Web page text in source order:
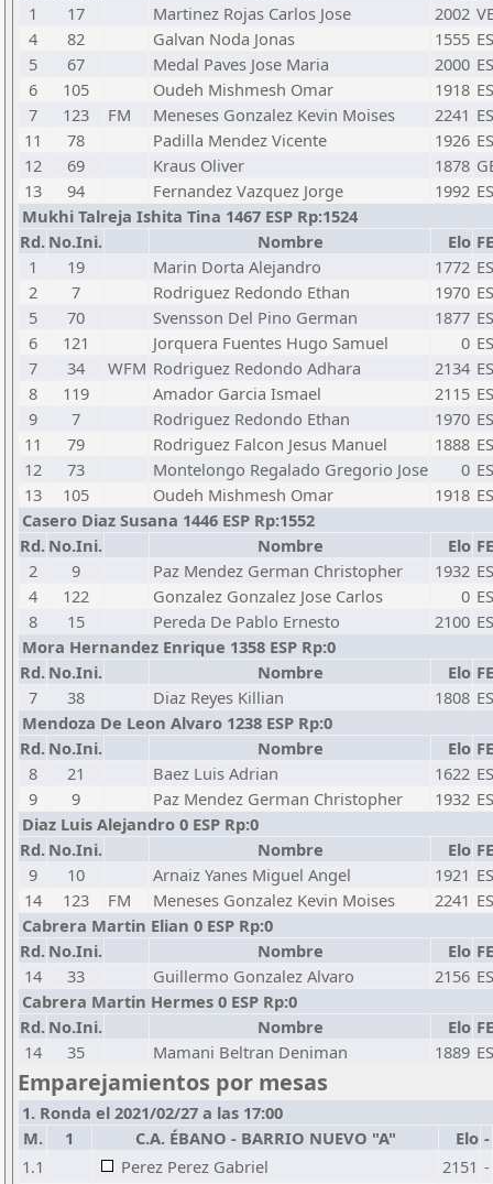
1
17 Martinez Rojas Carlos Jose 2002
4
82 Galvan Noda Jonas 1555
5
67 Medal Paves Jose Maria 2000
6
105 Oudeh Mishmesh Omar 1918
7
123 FM Meneses Gonzalez Kevin Moises 2241
11
78 Padilla Mendez Vicente 1926
12
69 Kraus Oliver 1878
13
94 Fernandez Vazquez Jorge 1992
Mukhi Talreja Ishita Tina 1467 ESP Rp:1524
Rd. No.Ini. Nombre Elo
1
19 Marin Dorta Alejandro 1772
2
7 Rodriguez Redondo Ethan 1970
5
70 Svensson Del Pino German 1877
6
121 Jorquera Fuentes Hugo Samuel 0
7
34 WFM Rodriguez Redondo Adhara 2134
8
119 Amador Garcia Ismael 2115
9
7 Rodriguez Redondo Ethan 1970
11
79 Rodriguez Falcon Jesus Manuel 1888
12
73 Montelongo Regalado Gregorio Jose 0
13
105 Oudeh Mishmesh Omar 1918
Casero Diaz Susana 1446 ESP Rp:1552
Rd. No.Ini. Nombre Elo
2
9 Paz Mendez German Christopher 1932
4
122 Gonzalez Gonzalez Jose Carlos 0
8
15 Pereda De Pablo Ernesto 2100
Mora Hernandez Enrique 1358 ESP Rp:0
Rd. No.Ini. Nombre Elo
7
38 Diaz Reyes Killian 1808
Mendoza De Leon Alvaro 1238 ESP Rp:0
Rd. No.Ini. Nombre Elo
8
21 Baez Luis Adrian 1622
9
9 Paz Mendez German Christopher 1932
Diaz Luis Alejandro 0 ESP Rp:0
Rd. No.Ini. Nombre Elo
9
10 Arnaiz Yanes Miguel Angel 1921
14
123 FM Meneses Gonzalez Kevin Moises 2241
Cabrera Martin Elian 0 ESP Rp:0
Rd. No.Ini. Nombre Elo
14
33 Guillermo Gonzalez Alvaro 2156
Cabrera Martin Hermes 0 ESP Rp:0
Rd. No.Ini. Nombre Elo
14
35 Mamani Beltran Deniman 1889
Emparejamientos por mesas
1. Ronda el 2021/02/27 a las 17:00
M.
1 C.A. ÉBANO - BARRIO NUEVO "A" Elo -
1.1
Perez Perez Gabriel 2151 -